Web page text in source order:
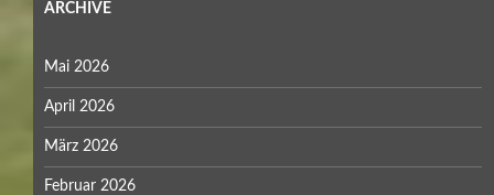
ARCHIVE
Mai 2026
April 2026
März 2026
Februar 2026